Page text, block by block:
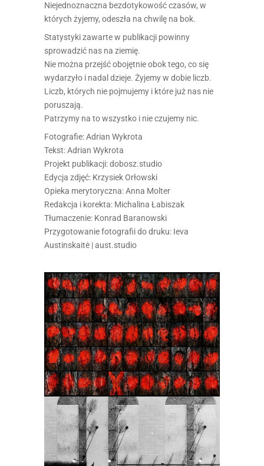
Niejednoznaczna bezdotykowość czasów, w
których żyjemy, odeszła na chwilę na bok.
Statystyki zawarte w publikacji powinny
sprowadzić nas na ziemię.
Nie można przejść obojętnie obok tego, co się
wydarzyło i nadal dzieje. Żyjemy w dobie liczb.
Liczb, których nie pojmujemy i które już nas nie
poruszają.
Patrzymy na to wszystko i nie czujemy nic.
Fotografie: Adrian Wykrota
Tekst: Adrian Wykrota
Projekt publikacji: dobosz.studio
Edycja zdjęć: Krzysiek Orłowski
Opieka merytoryczna: Anna Molter
Redakcja i korekta: Michalina Łabiszak
Tłumaczenie: Konrad Baranowski
Przygotowanie fotografii do druku: Ieva
Austinskaitė | aust.studio